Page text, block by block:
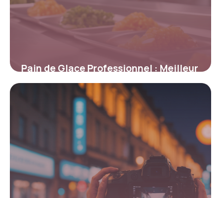
Pain de Glace Professionnel : Meilleur
Prix